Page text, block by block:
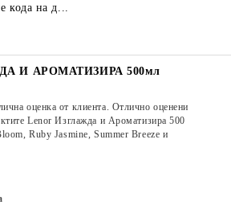
кода на д...
И АРОМАТИЗИРА 500мл
оценка от клиента. Отлично оценени
Lenor Изглажда и Ароматизира 500
Ruby Jasmine, Summer Breeze и